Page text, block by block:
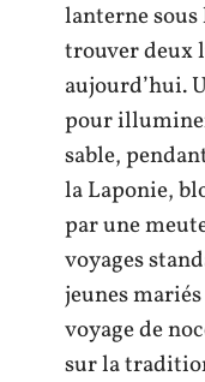
lanterne
trouver deux
aujourd’hui.
pour
sable,
la Laponie,
par une
voyages
jeunes
voyage de
sur la